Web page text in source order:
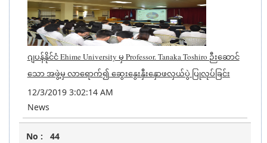
ဂျပန်နိုင်ငံ Ehime University မှ Professor. Tanaka Toshiro ဉီးဆောင်
သော အဖွဲ့မှ လာရောက်၍ ဆွေးနွေးနှီးနှောဖလှယ်ပွဲ ပြုလုပ်ခြင်း
12/3/2019 3:02:14 AM
News
44